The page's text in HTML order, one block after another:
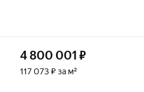
4 800 001 ₽
117 073 ₽ за м²